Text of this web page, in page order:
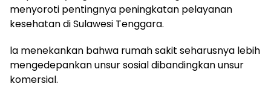
menyoroti pentingnya peningkatan pelayanan
kesehatan di Sulawesi Tenggara.
la menekankan bahwa rumah sakit seharusnya lebih
mengedepankan unsur sosial dibandingkan unsur
komersial.